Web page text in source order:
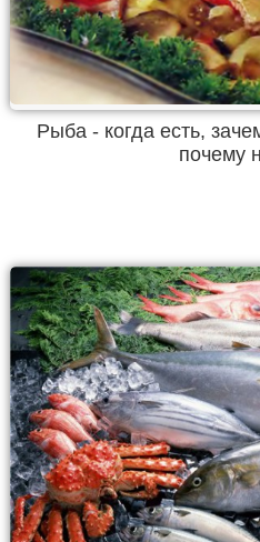
Рыба - когда есть,
почему